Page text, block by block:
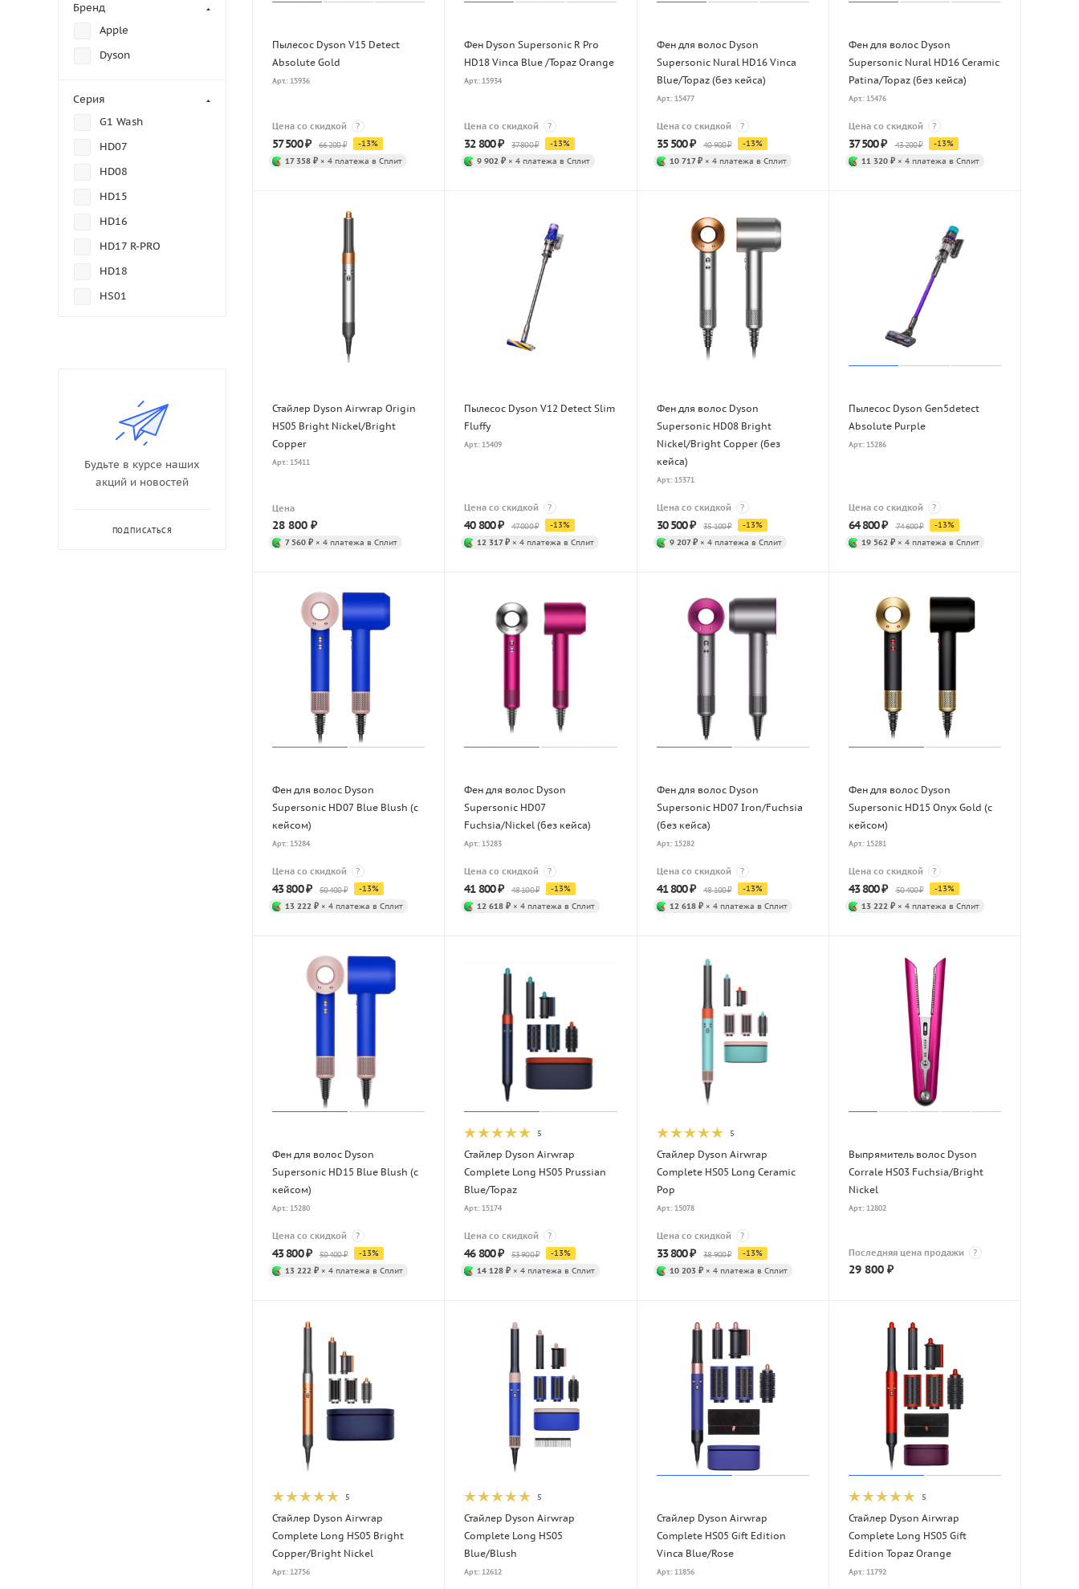
Пылесос Dyson V15 Detect
Absolute Gold
Арт.: 15936
Цена со скидкой ?
57 500₽ 66 200₽ -13%
17 358 ₽ × 4 платежа в Сплит
Фен Dyson Supersonic R Pro
HD18 Vinca Blue /Topaz Orange
Арт.: 15934
Цена со скидкой ?
32 800₽ 37 800₽ -13%
9 902 ₽ × 4 платежа в Сплит
Фен для волос Dyson
Supersonic Nural HD16 Vinca
Blue/Topaz (без кейса)
Арт.: 15477
Цена со скидкой ?
35 500₽ 40 900₽ -13%
10 717 ₽× 4 платежа в Сплит
Фен для волос Dyson
Supersonic Nural HD16 Ceramic
Patina/Topaz (без кейса)
Арт.: 15476
Цена со скидкой ?
37 500₽ 43 200₽ -13%
11 320 ₽× 4 платежа в Сплит
Стайлер Dyson Airwrap Origin
HS05 Bright Nickel/Bright
Copper
Арт.: 15411
Цена
28 800 ₽
7 560 ₽ × 4 платежа в Сплит
Пылесос Dyson V12 Detect Slim
Fluffy
Арт.: 15409
Цена со скидкой ?
40 800₽ 47 000₽ -13%
12 317 ₽ × 4 платежа в Сплит
Фен для волос Dyson
Supersonic HD08 Bright
Nickel/Bright Copper (без
кейса)
Арт.: 15371
Цена со скидкой ?
30 500₽ 35 100₽ -13%
9 207 ₽× 4 платежа в Сплит
Пылесос Dyson Gen5detect
Absolute Purple
Арт.: 15286
Цена со скидкой ?
64 800₽ 74 600₽ -13%
19 562 ₽× 4 платежа в Сплит
Фен для волос Dyson
Supersonic HD07 Blue Blush (с
кейсом)
Арт.: 15284
Цена со скидкой ?
43 800₽ 50 400₽ -13%
13 222 ₽ × 4 платежа в Сплит
Фен для волос Dyson
Supersonic HD07
Fuchsia/Nickel (без кейса)
Арт.: 15283
Цена со скидкой ?
41 800₽ 48 100₽ -13%
12 618 ₽ × 4 платежа в Сплит
Фен для волос Dyson
Supersonic HD07 Iron/Fuchsia
(без кейса)
Арт.: 15282
Цена со скидкой ?
41 800₽ 48 100₽ -13%
12 618 ₽× 4 платежа в Сплит
Фен для волос Dyson
Supersonic HD15 Onyx Gold (с
кейсом)
Арт.: 15281
Цена со скидкой ?
43 800₽ 50 400₽ -13%
13 222 ₽× 4 платежа в Сплит
Фен для волос Dyson
Supersonic HD15 Blue Blush (с
кейсом)
Арт.: 15280
Цена со скидкой ?
43 800₽ 50 400₽ -13%
13 222 ₽ × 4 платежа в Сплит
5
Стайлер Dyson Airwrap
Complete Long HS05 Prussian
Blue/Topaz
Арт.: 15174
Цена со скидкой ?
46 800₽ 53 900₽ -13%
14 128 ₽ × 4 платежа в Сплит
5
Стайлер Dyson Airwrap
Complete HS05 Long Ceramic
Pop
Арт.: 15078
Цена со скидкой ?
33 800₽ 38 900₽ -13%
10 203 ₽× 4 платежа в Сплит
Выпрямитель волос Dyson
Corrale HS03 Fuchsia/Bright
Nickel
Арт.: 12802
Последняя цена продажи ?
29 800₽
5
Стайлер Dyson Airwrap
Complete Long HS05 Bright
Copper/Bright Nickel
Арт.: 12756
5
Стайлер Dyson Airwrap
Complete Long HS05
Blue/Blush
Арт.: 12612
Стайлер Dyson Airwrap
Complete HS05 Gift Edition
Vinca Blue/Rose
Арт.: 11856
5
Стайлер Dyson Airwrap
Complete Long HS05 Gift
Edition Topaz Orange
Арт.: 11792
Бренд
Apple
Dyson
Серия
G1 Wash
HD07
HD08
HD15
HD16
HD17 R-PRO
HD18
HS01
HS09
HD19
Будьте в курсе наших
акций и новостей
ПОДПИСАТЬСЯ